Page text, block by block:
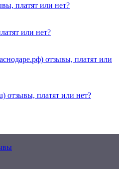
платят или нет?
или нет?
отзывы, платят или
отзывы, платят или нет?